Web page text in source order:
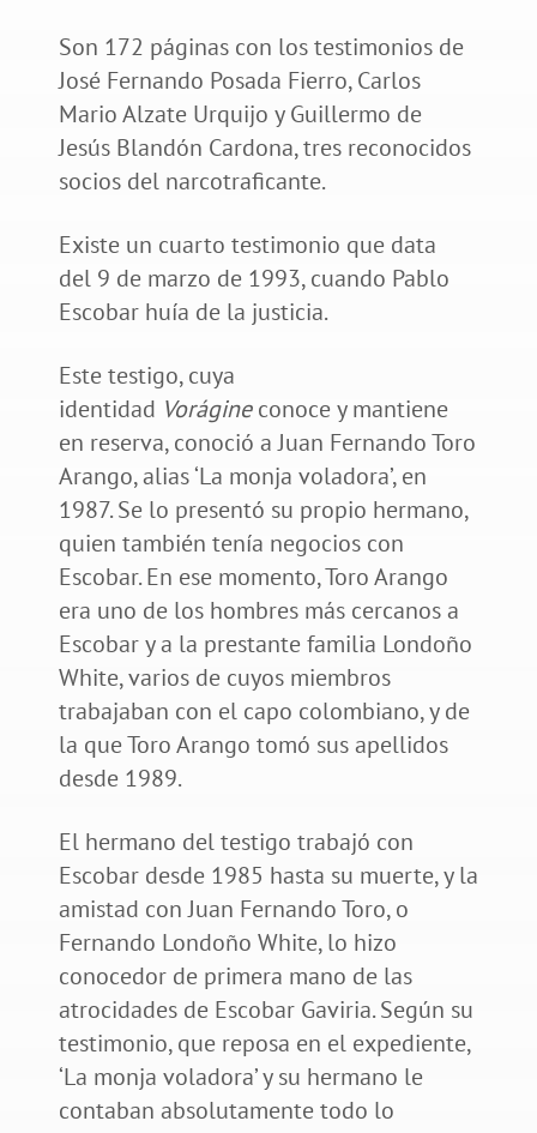
Son 172 páginas con los testimonios de
José Fernando Posada Fierro, Carlos
Mario Alzate Urquijo y Guillermo de
Jesús Blandón Cardona, tres reconocidos
socios del narcotraficante.
Existe un cuarto testimonio que data
del 9 de marzo de 1993, cuando Pablo
Escobar huía de la justicia.
Este testigo, cuya
identidad Vorágineconoce y mantiene
en reserva, conoció a Juan Fernando Toro
Arango, alias ‘La monja voladora’, en
1987. Se lo presentó su propio hermano,
quien también tenía negocios con
Escobar. En ese momento, Toro Arango
era uno de los hombres más cercanos a
Escobar y a la prestante familia Londoño
White, varios de cuyos miembros
trabajaban con el capo colombiano, y de
la que Toro Arango tomó sus apellidos
desde 1989.
El hermano del testigo trabajó con
Escobar desde 1985 hasta su muerte, y la
amistad con Juan Fernando Toro, o
Fernando Londoño White, lo hizo
conocedor de primera mano de las
atrocidades de Escobar Gaviria. Según su
testimonio, que reposa en el expediente,
‘La monja voladora’ y su hermano le
contaban absolutamente todo lo